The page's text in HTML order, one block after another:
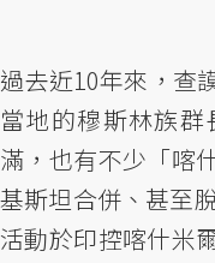
過去近10年來，查
當地的穆斯林族
滿，也有不少「喀
基斯坦合併、甚至
活動於印控喀什米